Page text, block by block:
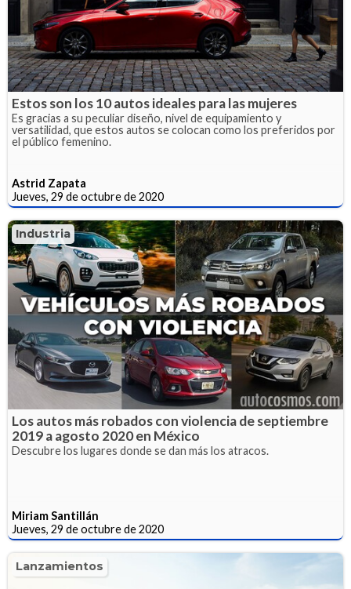
Estos son los 10 autos ideales para las mujeres
Es gracias a su peculiar diseño, nivel de equipamiento y
versatilidad, que estos autos se colocan como los preferidos por
el público femenino.
Astrid Zapata
Jueves, 29 de octubre de 2020
Industria
Los autos más robados con violencia de septiembre
2019 a agosto 2020 en México
Descubre los lugares donde se dan más los atracos.
Miriam Santillán
Jueves, 29 de octubre de 2020
Lanzamientos